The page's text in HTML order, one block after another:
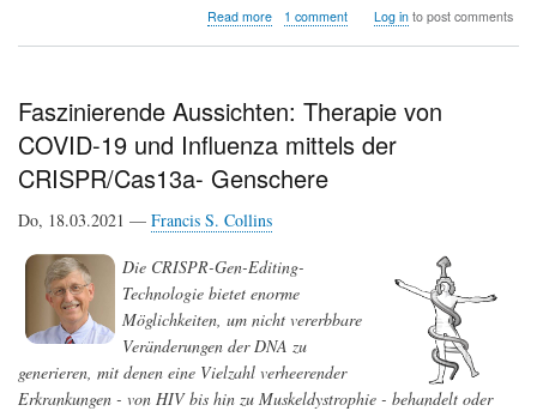
Read moreabout
Ursprung
SARS-
CoV-
Freisetzung
aus
Labor,
Evolution,
Mutator-
Gene
1 comment Log into post comments
Faszinierende Aussichten: Therapie von
COVID-19 und Influenza mittels der
CRISPR/Cas13a- Genschere
Do, 18.03.2021 — Francis S. Collins
Die CRISPR-Gen-Editing-
Technologie bietet enorme
Möglichkeiten, um nicht vererbbare
Veränderungen der DNA zu
generieren, mit denen eine Vielzahl verheerender
Erkrankungen - von HIV bis hin zu Muskeldystrophie - behandelt oder